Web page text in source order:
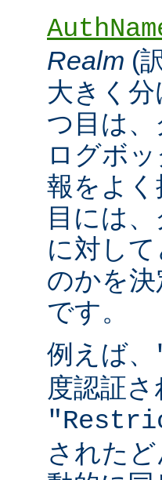
Realm (
大きく
つ目は
ログボ
報をよ
目には
に対し
のかを
です。
例えば、
度認証
された